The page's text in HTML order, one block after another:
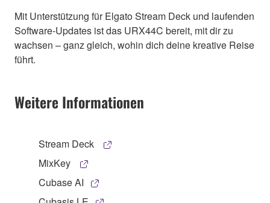
Mit Unterstützung für Elgato Stream Deck und laufenden
Software-Updates ist das URX44C bereit, mit dir zu
wachsen – ganz gleich, wohin dich deine kreative Reise
führt.
Weitere Informationen
Stream Deck
MixKey
Cubase AI